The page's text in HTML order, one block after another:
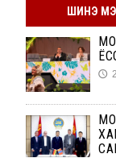
ШИНЭ
🕔